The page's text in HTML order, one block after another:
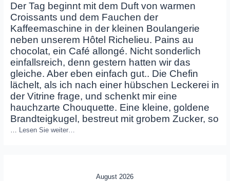
Der Tag beginnt mit dem Duft von warmen
Croissants und dem Fauchen der
Kaffeemaschine in der kleinen Boulangerie
neben unserem Hôtel Richelieu. Pains au
chocolat, ein Café allongé. Nicht sonderlich
einfallsreich, denn gestern hatten wir das
gleiche. Aber eben einfach gut.. Die Chefin
lächelt, als ich nach einer hübschen Leckerei in
der Vitrine frage, und schenkt mir eine
hauchzarte Chouquette. Eine kleine, goldene
Brandteigkugel, bestreut mit grobem Zucker, so
… Lesen Sie weiter…
August 2026